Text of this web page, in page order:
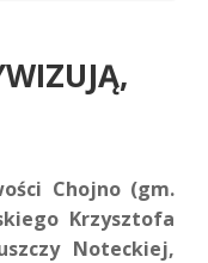
Chojno (gm.
Krzysztofa
Noteckiej,